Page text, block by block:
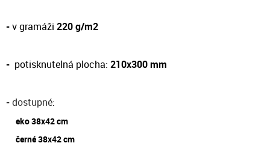
-v gramáži 220 g/m2
- potisknutelná plocha: 210x300 mm
-dostupné:
eko 38x42 cm
černé 38x42 cm